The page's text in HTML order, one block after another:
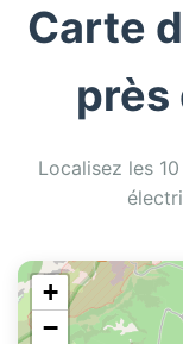
Carte
près
Localisez les
+
−